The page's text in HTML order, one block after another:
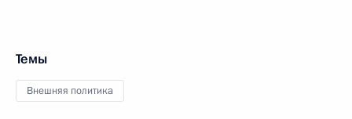
Темы
Внешняя политика